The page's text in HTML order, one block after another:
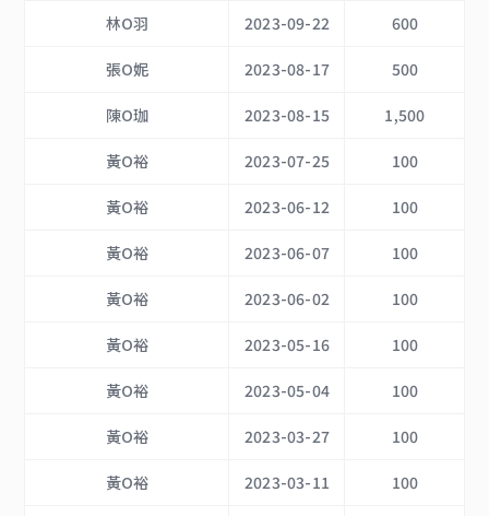
林O羽 2023-09-22 600
張O妮 2023-08-17 500
陳O珈 2023-08-15 1,500
黃O裕 2023-07-25 100
黃O裕 2023-06-12 100
黃O裕 2023-06-07 100
黃O裕 2023-06-02 100
黃O裕 2023-05-16 100
黃O裕 2023-05-04 100
黃O裕 2023-03-27 100
黃O裕 2023-03-11 100